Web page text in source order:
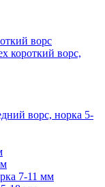
ворс
короткий ворс,
ворс, норка 5-
7-11 мм